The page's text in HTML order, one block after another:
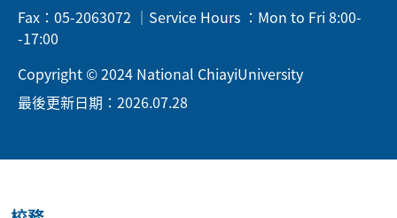
Fax：05-2063072 ｜Service Hours ：Mon to Fri 8:00-
-17:00
Copyright © 2024 National ChiayiUniversity
最後更新日期：2026.07.28